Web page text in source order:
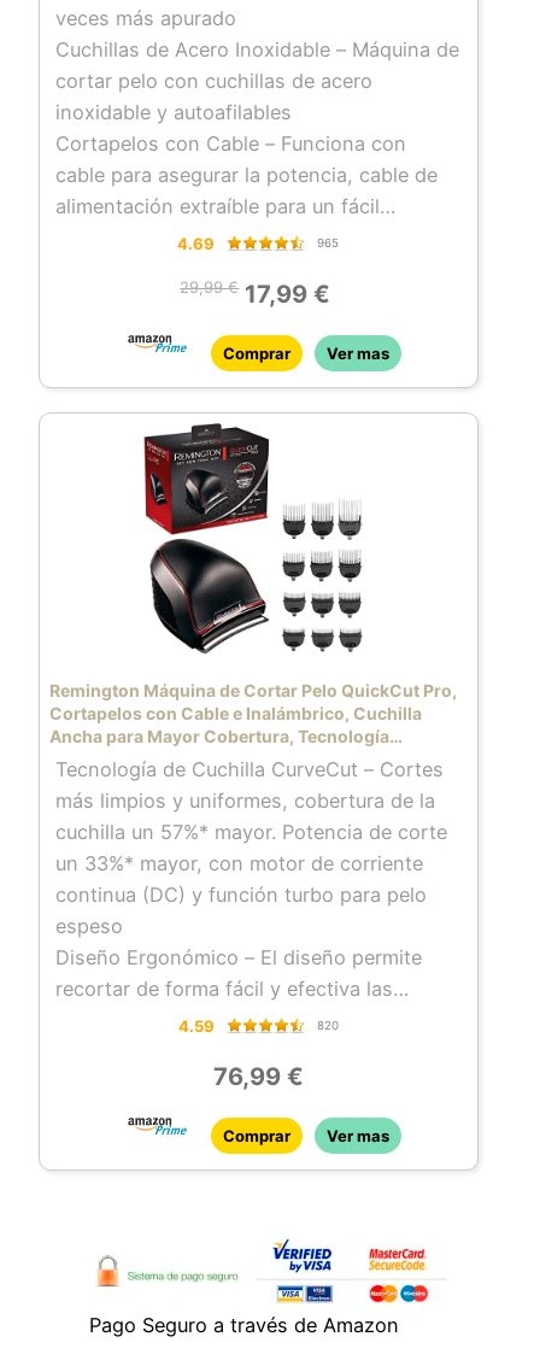
veces más apurado
Cuchillas de Acero Inoxidable – Máquina de
cortar pelo con cuchillas de acero
inoxidable y autoafilables
Cortapelos con Cable – Funciona con
cable para asegurar la potencia, cable de
alimentación extraíble para un fácil
almacenamiento
cuenta con peine ajustable con 12
longitudes (1 a 23 mm) e incrementos de 2
Incluye Accesorios – Cepillo para la
limpieza y botella de aceite
4.69 965
29,99 € 17,99 €
Comprar Ver mas
Remington Máquina de Cortar Pelo QuickCut Pro,
Cortapelos con Cable e Inalámbrico, Cuchilla
Ancha para Mayor Cobertura, Tecnología
CurveCut, 12 Peines, 40 min Autonomía, Diseño
Ergonómico – HC4300
Tecnología de Cuchilla CurveCut – Cortes
más limpios y uniformes, cobertura de la
cuchilla un 57%* mayor. Potencia de corte
un 33%* mayor, con motor de corriente
continua (DC) y función turbo para pelo
espeso
Diseño Ergonómico – El diseño permite
recortar de forma fácil y efectiva las
patillas y la zona del cuello, diseño
puedas cortarte el pelo tú mismo
Cuchillas de Acero Inoxidable – Máquina de
cortar pelo con cuchillas de acero
inoxidable, totalmente lavable
minutos de autonomía sin cable, tiempo de
carga completa 4 horas y recarga rápida
12 Peines Fijos – El cortapelos QuickCut
4.59 820
76,99 €
Comprar Ver mas
Pago Seguro a través de Amazon